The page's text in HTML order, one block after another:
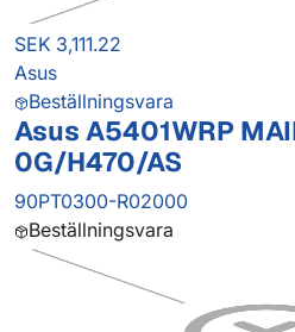
SEK 3,111.22
Asus
Beställningsvara
Asus A5401WRP
0G/H470/AS
90PT0300-R02000
Beställningsvara